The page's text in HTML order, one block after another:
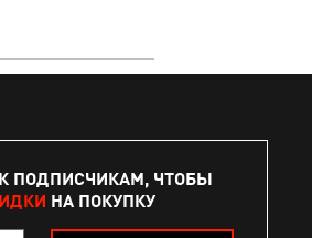
ПОДПИСЧИКАМ, ЧТОБЫ
НА ПОКУПКУ